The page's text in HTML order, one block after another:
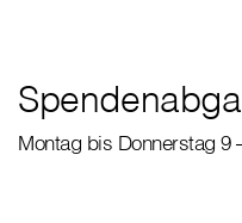
Montag bis Donnerstag 9